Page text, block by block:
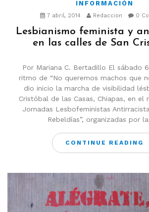
INFORMACIÓN
7 abril, 2014 Redaccion 0
Lesbianismo feminista y
en las calles de San
Por Mariana C. Bertadillo El sábado
ritmo de “No queremos machos que
dio inicio la marcha de visibilidad
Cristóbal de las Casas, Chiapas, en el
Jornadas Lesbofeministas
Rebeldías”, organizadas por
CONTINUE READING